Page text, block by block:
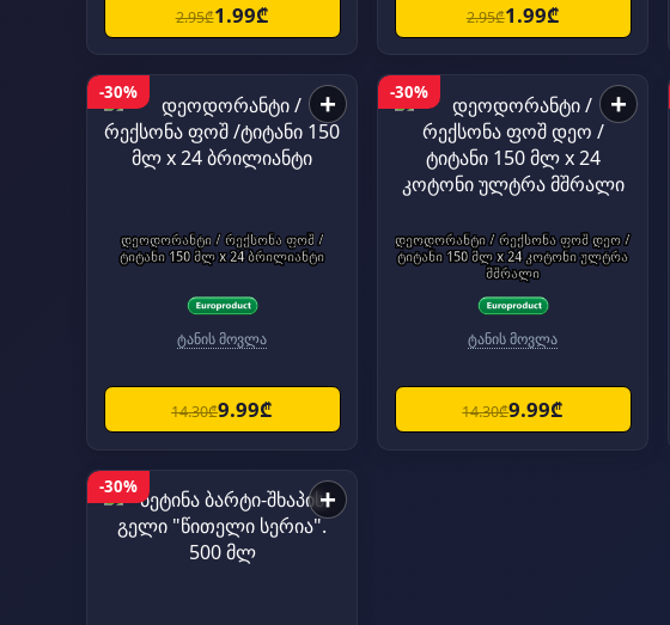
2.95₾1.99₾ 2.95₾1.99₾
-30% +
დეოდორანტი / რექსონა ფოშ /
ტიტანი 150 მლ x 24 ბრილიანტი
ტანის მოვლა
14.30₾9.99₾
-30% +
დეოდორანტი / რექსონა ფოშ დეო /
ტიტანი 150 მლ x 24 კოტონი ულტრა
მშრალი
ტანის მოვლა
14.30₾9.99₾
-30% +